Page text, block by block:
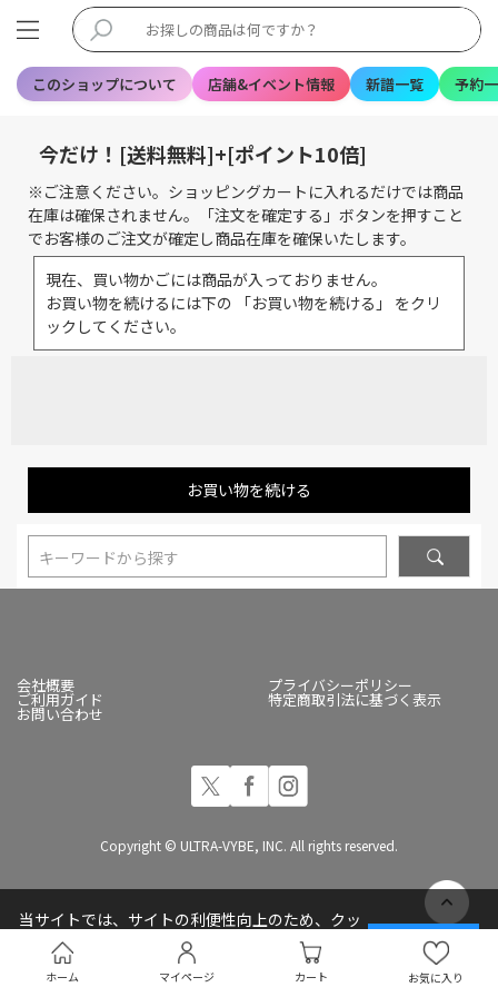
このショップについて 店舗&イベント情報 新譜一覧 予約
ホーム マイページ カート お気に入り
今だけ！[送料無料]+[ポイント10倍]
※ご注意ください。ショッピングカートに入れるだけでは商品
在庫は確保されません。「注文を確定する」ボタンを押すこと
でお客様のご注文が確定し商品在庫を確保いたします。
現在、買い物かごには商品が入っておりません。
お買い物を続けるには下の 「お買い物を続ける」 をクリ
ックしてください。
お買い物を続ける
キーワードから探す
会社概要 プライバシーポリシー
ご利用ガイド 特定商取引法に基づく表示
お問い合わせ
Copyright © ULTRA-VYBE, INC. All rights reserved.
当サイトでは、サイトの利便性向上のため、クッ
キー(Cookie)を使用しています
プライバシーポリシー
承諾する